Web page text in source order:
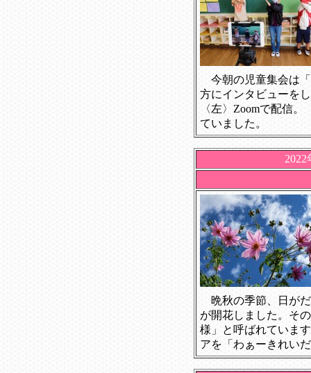
今朝の児童集会は
方にインタビューを
〈左〉Zoomで配信
ていました。
晩秋の季節、日が
が開花しました。そ
様」と呼ばれていま
アを「わぁーきれい